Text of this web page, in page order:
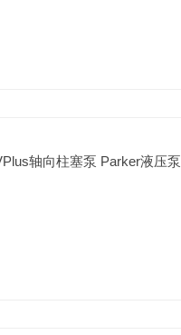
轴向柱塞泵 Parker液压泵